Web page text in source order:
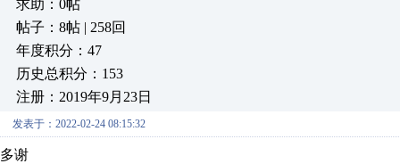
求助：0帖
帖子：8帖 | 258回
年度积分：47
历史总积分：153
注册：2019年9月23日
发表于：2022-02-24 08:15:32
多谢